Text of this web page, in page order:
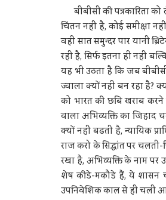
बीबीसी की पत्रकारिता
चिंतन नहीं है, कोई समीक्षा
वहीं सात समुन्दर पार यानी
रही है, सिर्फ इतना ही नहीं
यह भी उठता है कि जब
ज्वाला क्यों नहीं बन रहा है?
को भारत की छबि खराब
वाला अभिव्यक्ति का जिहाद
क्यों नहीं बढती है, न्यायिक
राज करो के सिद्धांत पर
रखा है, अभिव्यक्ति के नाम पर
शेष कीडे-मकौडे हैं, ये शासन
उपनिवेशिक काल से ही चली आ